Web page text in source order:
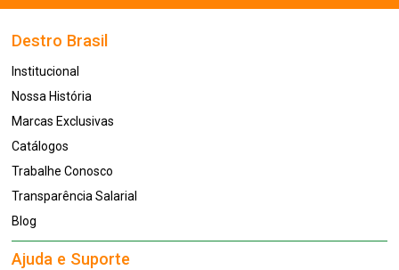
Destro Brasil
Institucional
Nossa História
Marcas Exclusivas
Catálogos
Trabalhe Conosco
Transparência Salarial
Blog
Ajuda e Suporte